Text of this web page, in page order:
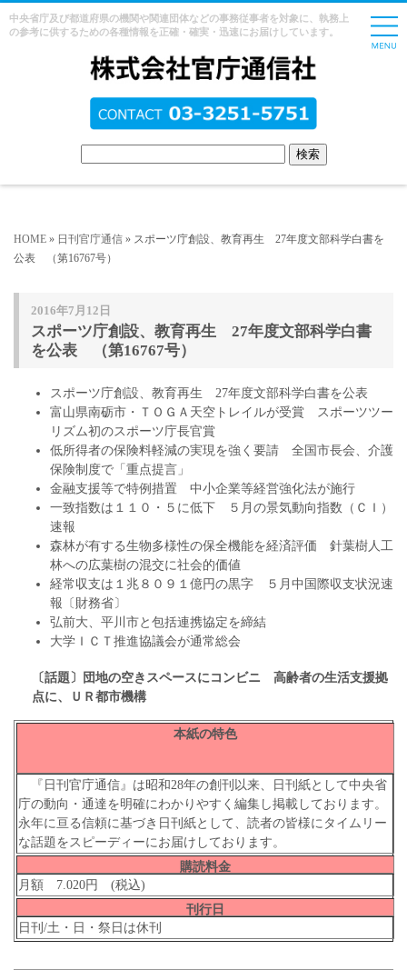
中央省庁及び都道府県の機関や関連団体などの事務従事者を対象に、執務上
の参考に供するための各種情報を正確・確実・迅速にお届けしています。
HOME » 日刊官庁通信 » スポーツ庁創設、教育再生 27年度文部科学白書を
公表 （第16767号）
2016年7月12日
スポーツ庁創設、教育再生 27年度文部科学白書
を公表 （第16767号）
スポーツ庁創設、教育再生 27年度文部科学白書を公表
富山県南砺市・ＴＯＧＡ天空トレイルが受賞 スポーツツー
リズム初のスポーツ庁長官賞
低所得者の保険料軽減の実現を強く要請 全国市長会、介護
保険制度で「重点提言」
金融支援等で特例措置 中小企業等経営強化法が施行
一致指数は１１０・５に低下 ５月の景気動向指数（ＣＩ）
速報
森林が有する生物多様性の保全機能を経済評価 針葉樹人工
林への広葉樹の混交に社会的価値
経常収支は１兆８０９１億円の黒字 ５月中国際収支状況速
報〔財務省〕
弘前大、平川市と包括連携協定を締結
大学ＩＣＴ推進協議会が通常総会
〔話題〕団地の空きスペースにコンビニ 高齢者の生活支援拠
点に、ＵＲ都市機構
本紙の特色
『日刊官庁通信』は昭和28年の創刊以来、日刊紙として中央省
庁の動向・通達を明確にわかりやすく編集し掲載しております。
永年に亘る信頼に基づき日刊紙として、読者の皆様にタイムリー
な話題をスピーディーにお届けしております。
購読料金
月額 7.020円 (税込)
刊行日
日刊/土・日・祭日は休刊